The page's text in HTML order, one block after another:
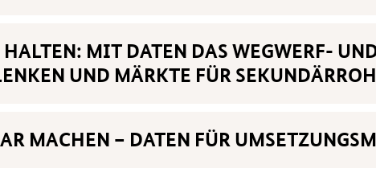
MIT DATEN DAS WEGWERF-
UND MÄRKTE FÜR
MACHEN – DATEN FÜR